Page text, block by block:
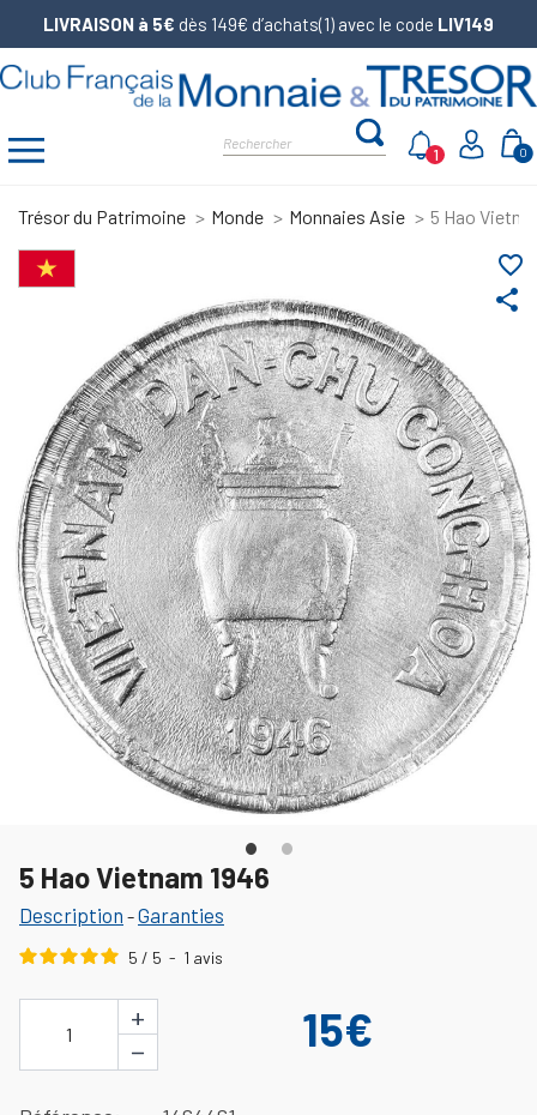
LIVRAISON à 5€ dès 149€ d’achats(1) avec le code LIV149
0
1
Trésor du Patrimoine Monde Monnaies Asie 5 Hao
share
favorite_border
5 Hao Vietnam 1946
Description -Garanties
5 / 5 - 1 avis
1
+
−
15€